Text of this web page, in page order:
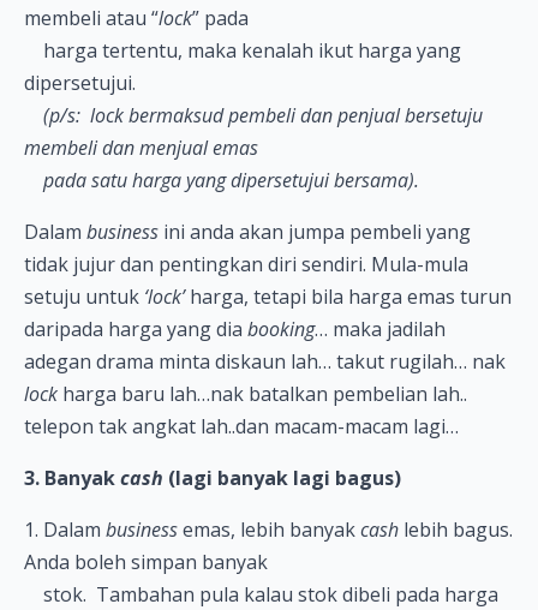
membeli atau “lock” pada
harga tertentu, maka kenalah ikut harga yang
dipersetujui.
(p/s: lock bermaksud pembeli dan penjual bersetuju
membeli dan menjual emas
pada satu harga yang dipersetujui bersama).
Dalam business ini anda akan jumpa pembeli yang
tidak jujur dan pentingkan diri sendiri. Mula-mula
setuju untuk ‘lock’harga, tetapi bila harga emas turun
daripada harga yang dia booking… maka jadilah
adegan drama minta diskaun lah… takut rugilah… nak
lock harga baru lah…nak batalkan pembelian lah..
telepon tak angkat lah..dan macam-macam lagi…
3. Banyakcash (lagi banyak lagi bagus)
1. Dalam businessemas, lebih banyakcash lebih bagus.
Anda boleh simpan banyak
stok. Tambahan pula kalau stok dibeli pada harga